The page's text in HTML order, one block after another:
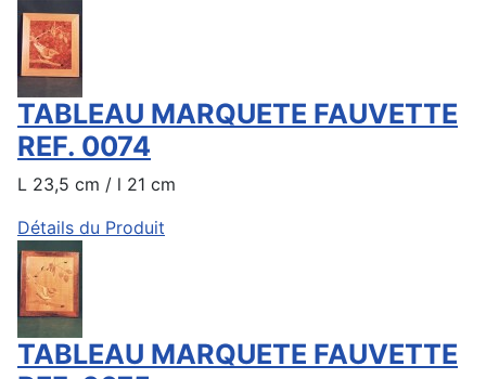
TABLEAU MARQUETE FAUVETTE
REF. 0074
L 23,5 cm / l 21 cm
Détails du Produit
TABLEAU MARQUETE FAUVETTE